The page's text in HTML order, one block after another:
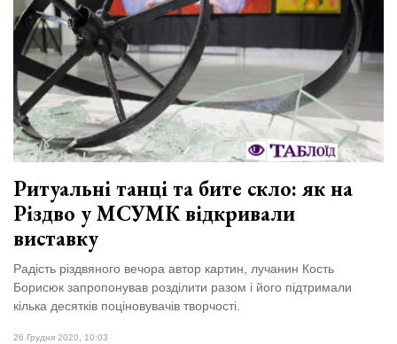
Ритуальні танці та бите скло: як на
Різдво у МСУМК відкривали
виставку
Радість різдвяного вечора автор картин, лучанин Кость
Борисюк запропонував розділити разом і його підтримали
кілька десятків поціновувачів творчості.
26 Грудня 2020, 10:03